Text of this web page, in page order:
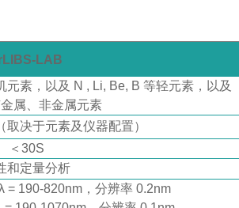
LAB
元素，以及 N , Li, Be, B 等轻元素，以及
属、非金属元素
取决于元素及仪器配置）
＜ 30S
和定量分析
= 190-820nm，分辨率 0.2nm